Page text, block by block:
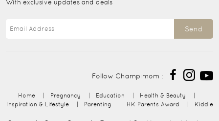
With exclusive updates and deals
Send
Follow Champimom :
Home | Pregnancy | Education | Health & Beauty
|
Inspiration & Lifestyle
| Parenting | HK Parents Award | Kiddie